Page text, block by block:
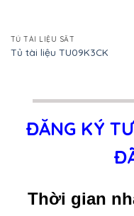
TỦ TÀI LIỆU SẮT
Tủ tài liệu TU09K3CK
ĐĂNG KÝ
Thời gian